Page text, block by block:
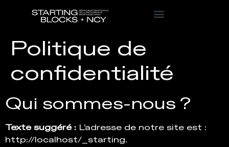
Politique de
confidentialité
Qui sommes-nous ?
Texte suggéré : L’adresse de notre site est :
http://localhost/_starting.